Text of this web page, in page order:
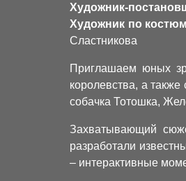
Художник-
Художник по
Сластникова
Приглашаем юных
королевства, а
собачка Тотошка,
Захватывающий
разработали
– интерактивные